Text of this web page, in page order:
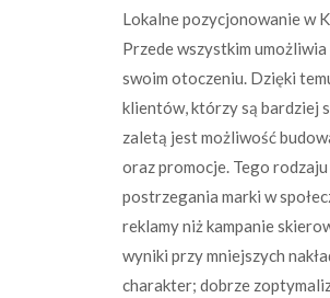
Lokalne pozycjonowanie w
Przede wszystkim
swoim otoczeniu. Dzięki
klientów, którzy są bardziej
zaletą jest możliwość
oraz promocje. Tego
postrzegania marki w
reklamy niż kampanie
wyniki przy mniejszych
charakter; dobrze